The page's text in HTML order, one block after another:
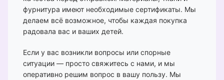
фурнитура имеют необходимые сертификаты. Мы
делаем всё возможное, чтобы каждая покупка
радовала вас и ваших детей.
Если у вас возникли вопросы или спорные
ситуации — просто свяжитесь с нами, и мы
оперативно решим вопрос в вашу пользу. Мы